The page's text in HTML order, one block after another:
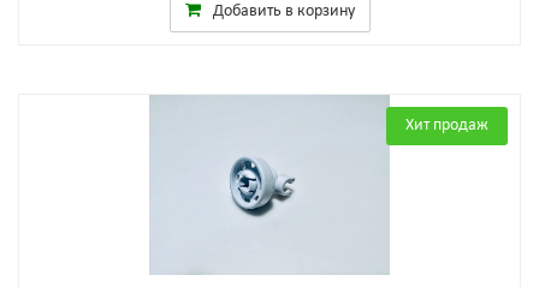
Добавить в корзину
Хит продаж